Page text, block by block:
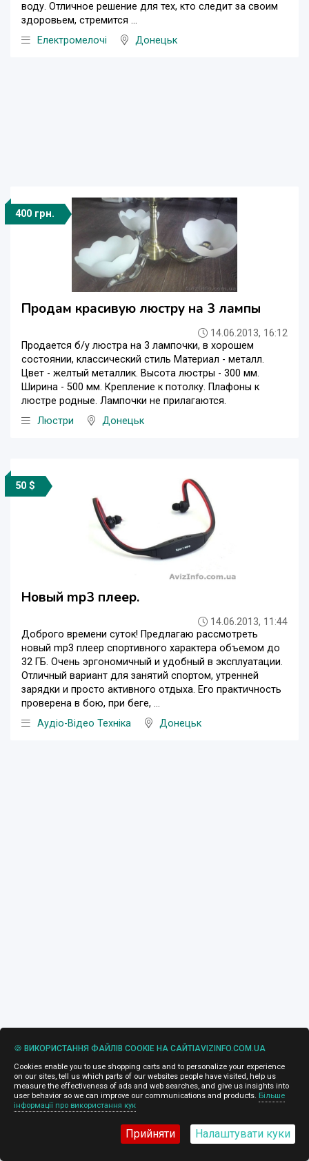
воду. Отличное решение для тех, кто следит за своим
здоровьем, стремится ...
Електромелочі
Донецьк
400 грн.
Продам красивую люстру на 3 лампы
14.06.2013, 16:12
Продается б/у люстра на 3 лампочки, в хорошем
состоянии, классический стиль Материал - металл.
Цвет - желтый металлик. Высота люстры - 300 мм.
Ширина - 500 мм. Крепление к потолку. Плафоны к
люстре родные. Лампочки не прилагаются.
Люстри
Донецьк
50 $
Новый mp3 плеер.
14.06.2013, 11:44
Доброго времени суток! Предлагаю рассмотреть
новый mp3 плеер спортивного характера объемом до
32 ГБ. Очень эргономичный и удобный в эксплуатации.
Отличный вариант для занятий спортом, утренней
зарядки и просто активного отдыха. Его практичность
проверена в бою, при беге, ...
Аудіо-Відео Техніка
Донецьк
🍪 ВИКОРИСТАННЯ ФАЙЛІВ COOKIE НА САЙТІAVIZINFO.COM.UA
Cookies enable you to use shopping carts and to personalize your experience
on our sites, tell us which parts of our websites people have visited, help us
measure the effectiveness of ads and web searches, and give us insights into
user behavior so we can improve our communications and products. Більше
інформації про використання кук
Прийняти Налаштувати куки